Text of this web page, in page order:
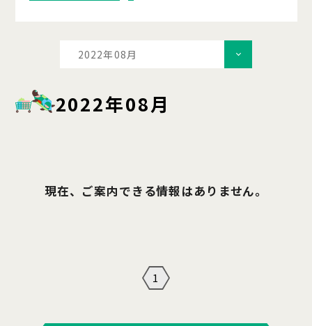
2022年08月
2022年08月
現在、ご案内できる情報はありません。
1